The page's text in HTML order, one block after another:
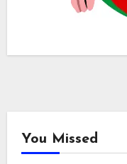
You Missed